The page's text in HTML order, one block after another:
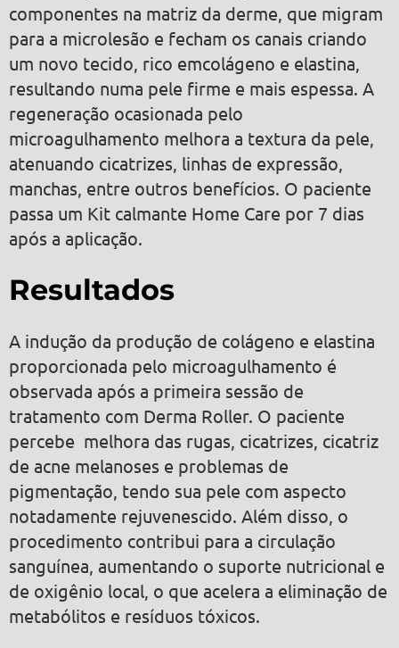
componentes na matriz da derme, que migram
para a microlesão e fecham os canais criando
um novo tecido, rico emcolágeno e elastina,
resultando numa pele firme e mais espessa. A
regeneração ocasionada pelo
microagulhamento melhora a textura da pele,
atenuando cicatrizes, linhas de expressão,
manchas, entre outros benefícios. O paciente
passa um Kit calmante Home Care por 7 dias
após a aplicação.
Resultados
A indução da produção de colágeno e elastina
proporcionada pelo microagulhamento é
observada após a primeira sessão de
tratamento com Derma Roller. O paciente
percebe melhora das rugas, cicatrizes, cicatriz
de acne melanoses e problemas de
pigmentação, tendo sua pele com aspecto
notadamente rejuvenescido. Além disso, o
procedimento contribui para a circulação
sanguínea, aumentando o suporte nutricional e
de oxigênio local, o que acelera a eliminação de
metabólitos e resíduos tóxicos.